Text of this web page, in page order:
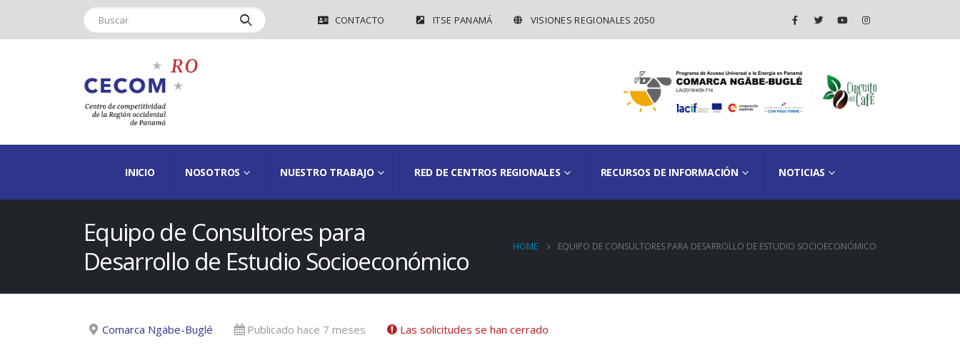
CONTACTO ITSE PANAMÁ VISIONES REGIONALES 2050
INICIO NOSOTROS NUESTRO TRABAJO RED DE CENTROS REGIONALES RECURSOS DE INFORMACIÓN NOTICIAS
Equipo de Consultores para
Desarrollo de Estudio Socioeconómico
HOME EQUIPO DE CONSULTORES PARA DESARROLLO DE ESTUDIO SOCIOECONÓMICO
Comarca Ngäbe-Buglé Publicado hace 7 meses Las solicitudes se han cerrado